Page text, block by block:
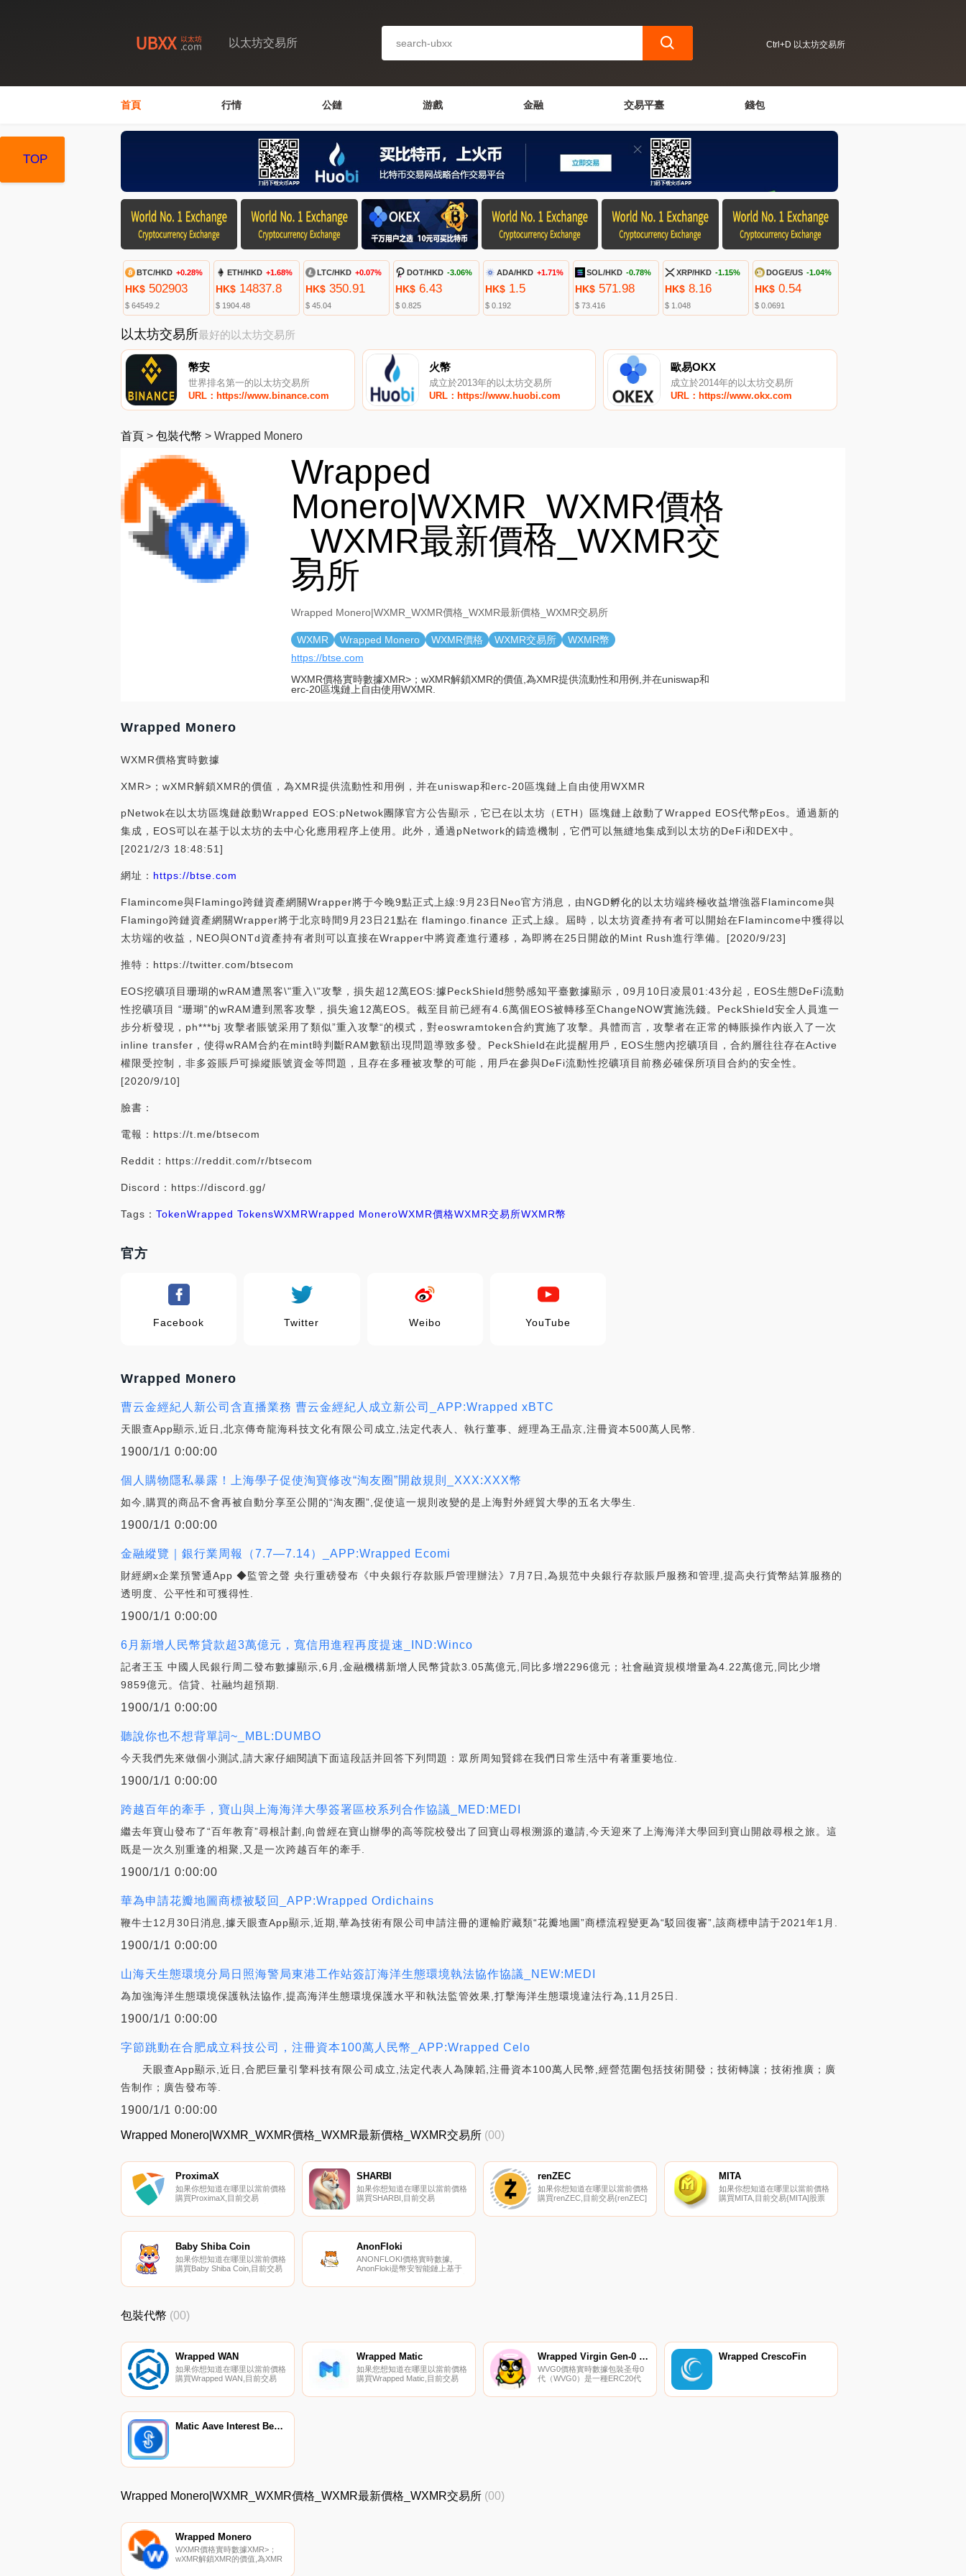
以太坊交易所 Ctrl+D 以太坊交易所
首頁 行情 公鏈 游戲 金融 交易平臺 錢包
BTC/HKD +0.28%
HK$ 502903
$ 64549.2
ETH/HKD +1.68%
HK$14837.8
$ 1904.48
LTC/HKD +0.07%
HK$350.91
$ 45.04
DOT/HKD -3.06%
HK$6.43
$ 0.825
ADA/HKD +1.71%
HK$1.5
$ 0.192
SOL/HKD -0.78%
HK$ 571.98
$ 73.416
XRP/HKD -1.15%
HK$ 8.16
$ 1.048
DOGE/US -1.04%
HK$ 0.54
$ 0.0691
以太坊交易所最好的以太坊交易所
幣安
世界排名第一的以太坊交易所
URL：https://www.binance.com
火幣
成立於2013年的以太坊交易所
URL：https://www.huobi.com
歐易OKX
成立於2014年的以太坊交易所
URL：https://www.okx.com
首頁 > 包裝代幣 > Wrapped Monero
Wrapped
Monero|WXMR_WXMR價格
_WXMR最新價格_WXMR交
易所
Wrapped Monero|WXMR_WXMR價格_WXMR最新價格_WXMR交易所
WXMR Wrapped Monero WXMR價格 WXMR交易所
WXMR幣
https://btse.com
WXMR價格實時數據XMR>；wXMR解鎖XMR的價值,為XMR提供流動性和用例,并在uniswap和
erc-20區塊鏈上自由使用WXMR.
Wrapped Monero
WXMR價格實時數據
XMR>；wXMR解鎖XMR的價值，為XMR提供流動性和用例，并在uniswap和erc-20區塊鏈上自由使用WXMR
pNetwok在以太坊區塊鏈啟動Wrapped EOS:pNetwok團隊官方公告顯示，它已在以太坊（ETH）區塊鏈上啟動了Wrapped EOS代幣pEos。通過新的
集成，EOS可以在基于以太坊的去中心化應用程序上使用。此外，通過pNetwork的鑄造機制，它們可以無縫地集成到以太坊的DeFi和DEX中。
[2021/2/3 18:48:51]
網址： https://btse.com
Flamincome與Flamingo跨鏈資產網關Wrapper將于今晚9點正式上線:9月23日Neo官方消息，由NGD孵化的以太坊端終極收益增強器Flamincome與
Flamingo跨鏈資產網關Wrapper將于北京時間9月23日21點在 flamingo.finance 正式上線。屆時，以太坊資產持有者可以開始在Flamincome中獲得以
太坊端的收益，NEO與ONTd資產持有者則可以直接在Wrapper中將資產進行遷移，為即將在25日開啟的Mint Rush進行準備。[2020/9/23]
推特：https://twitter.com/btsecom
EOS挖礦項目珊瑚的wRAM遭黑客\"重入\"攻擊，損失超12萬EOS:據PeckShield態勢感知平臺數據顯示，09月10日凌晨01:43分起，EOS生態DeFi流動
性挖礦項目 “珊瑚”的wRAM遭到黑客攻擊，損失逾12萬EOS。截至目前已經有4.6萬個EOS被轉移至ChangeNOW實施洗錢。PeckShield安全人員進一
步分析發現，ph***bj 攻擊者賬號采用了類似”重入攻擊“的模式，對eoswramtoken合約實施了攻擊。具體而言，攻擊者在正常的轉賬操作內嵌入了一次
inline transfer，使得wRAM合約在mint時判斷RAM數額出現問題導致多發。PeckShield在此提醒用戶，EOS生態內挖礦項目，合約層往往存在Active
權限受控制，非多簽賬戶可操縱賬號資金等問題，且存在多種被攻擊的可能，用戶在參與DeFi流動性挖礦項目前務必確保所項目合約的安全性。
[2020/9/10]
臉書：
電報：https://t.me/btsecom
Reddit：https://reddit.com/r/btsecom
Discord：https://discord.gg/
Tags： TokenWrapped TokensWXMRWrapped MoneroWXMR價格WXMR交易所WXMR幣
官方
Facebook Twitter Weibo YouTube
Wrapped Monero
曹云金經紀人新公司含直播業務 曹云金經紀人成立新公司_APP:Wrapped xBTC
天眼查App顯示,近日,北京傳奇龍海科技文化有限公司成立,法定代表人、執行董事、經理為王晶京,注冊資本500萬人民幣.
1900/1/1 0:00:00
個人購物隱私暴露！上海學子促使淘寶修改“淘友圈”開啟規則_XXX:XXX幣
如今,購買的商品不會再被自動分享至公開的“淘友圈”,促使這一規則改變的是上海對外經貿大學的五名大學生.
1900/1/1 0:00:00
金融縱覽｜銀行業周報（7.7—7.14）_APP:Wrapped Ecomi
財經網x企業預警通App ◆監管之聲 央行重磅發布《中央銀行存款賬戶管理辦法》7月7日,為規范中央銀行存款賬戶服務和管理,提高央行貨幣結算服務的
透明度、公平性和可獲得性.
1900/1/1 0:00:00
6月新增人民幣貸款超3萬億元，寬信用進程再度提速_IND:Winco
記者王玉 中國人民銀行周二發布數據顯示,6月,金融機構新增人民幣貸款3.05萬億元,同比多增2296億元；社會融資規模增量為4.22萬億元,同比少增
9859億元。信貸、社融均超預期.
1900/1/1 0:00:00
聽說你也不想背單詞~_MBL:DUMBO
今天我們先來做個小測試,請大家仔細閱讀下面這段話并回答下列問題：眾所周知賢鏛在我們日常生活中有著重要地位.
1900/1/1 0:00:00
跨越百年的牽手，寶山與上海海洋大學簽署區校系列合作協議_MED:MEDI
繼去年寶山發布了“百年教育”尋根計劃,向曾經在寶山辦學的高等院校發出了回寶山尋根溯源的邀請,今天迎來了上海海洋大學回到寶山開啟尋根之旅。這
既是一次久別重逢的相聚,又是一次跨越百年的牽手.
1900/1/1 0:00:00
華為申請花瓣地圖商標被駁回_APP:Wrapped Ordichains
鞭牛士12月30日消息,據天眼查App顯示,近期,華為技術有限公司申請注冊的運輸貯藏類“花瓣地圖”商標流程變更為“駁回復審”,該商標申請于2021年1月.
1900/1/1 0:00:00
山海天生態環境分局日照海警局東港工作站簽訂海洋生態環境執法協作協議_NEW:MEDI
為加強海洋生態環境保護執法協作,提高海洋生態環境保護水平和執法監管效果,打擊海洋生態環境違法行為,11月25日.
1900/1/1 0:00:00
字節跳動在合肥成立科技公司，注冊資本100萬人民幣_APP:Wrapped Celo
天眼查App顯示,近日,合肥巨量引擎科技有限公司成立,法定代表人為陳韜,注冊資本100萬人民幣,經營范圍包括技術開發；技術轉讓；技術推廣；廣
告制作；廣告發布等.
1900/1/1 0:00:00
TOP
Wrapped Monero|WXMR_WXMR價格_WXMR最新價格_WXMR交易所 (00)
ProximaX
如果你想知道在哪里以當前價格
購買ProximaX,目前交易
交易所是MEXC、ProBit Global
上找到其他列表.
SHARBI
如果你想知道在哪里以當前價格
購買SHARBI,目前交易
交易所是HotSHARBIt。您可以
一個社區所有,也是
ArSHARBItrum網絡上的第一個
此類社區。這將在每筆交易中向
其持有人獎勵USDC.
renZEC
如果你想知道在哪里以當前價格
購買renZEC,目前交易{renZEC]
SushiSwap（Polygon）和
MITA
如果你想知道在哪里以當前價格
購買MITA,目前交易{MITA]股票
PancakeSwap（V2）。您可以
Baby Shiba Coin
如果你想知道在哪里以當前價格
購買Baby Shiba Coin,目前交易
密貨幣交易所是
其他列表.
AnonFloki
ANONFLOKI價格實時數據,
AnonFloki是幣安智能鏈上基于
行的Floki元,旨在為持有者創造
關.
TOP
包裝代幣 (00)
Wrapped WAN
如果你想知道在哪里以當前價格
購買Wrapped WAN,目前交易
密貨幣交易所是Wanswap。您
表Wanchain上代表WAN的可交
Wrapped Matic
如果您想知道在哪里以當前價格
購買Wrapped Matic,目前交易
加密貨幣交易所是
Wrapped Virgin Gen-0 CryptoKitties
WVG0價格實時數據包裝圣母0
代（WVG0）是一種ERC20代
CryptoKitty 1:1支持.
Wrapped CrescoFin
Matic Aave Interest Bearing YFI
TOP
Wrapped Monero|WXMR_WXMR價格_WXMR最新價格_WXMR交易所 (00)
Wrapped Monero
WXMR價格實時數據XMR>；
wXMR解鎖XMR的價值,為XMR